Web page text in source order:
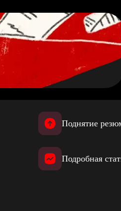
Поднятие
Подробная